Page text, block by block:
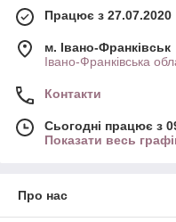
Працює з 27.07.2020
м. Івано-Франківськ
Івано-Франківська
Контакти
Сьогодні працює з
Показати весь
Про нас